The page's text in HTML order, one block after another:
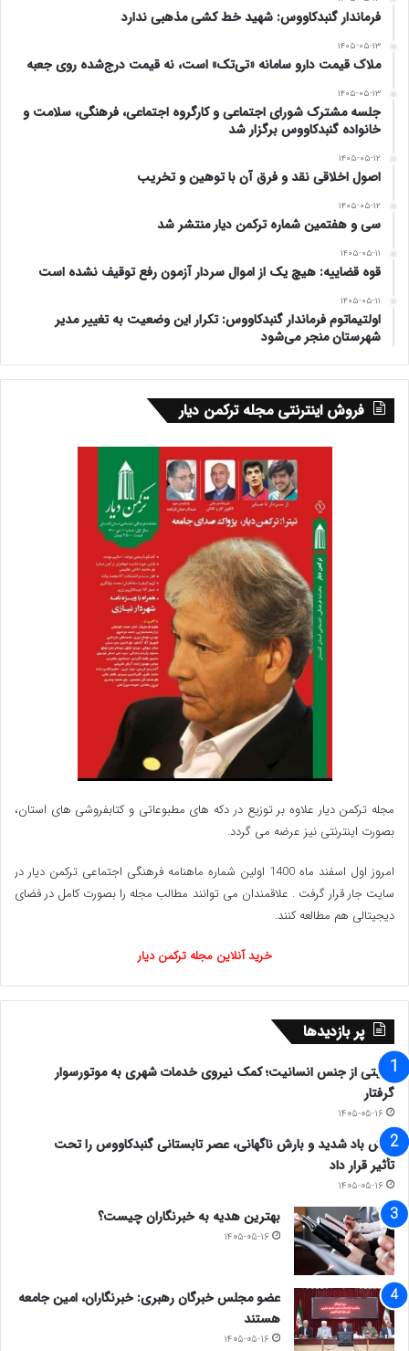
فرماندار گنبدکاووس: شهید خط کشی مذهبی ندارد
۱۴۰۵-۰۵-۱۳
ملاک قیمت دارو سامانه «تی‌تک» است، نه قیمت درج‌شده روی جعبه
۱۴۰۵-۰۵-۱۳
جلسه مشترک شورای اجتماعی و کارگروه اجتماعی، فرهنگی، سلامت و
خانواده گنبدکاووس برگزار شد
۱۴۰۵-۰۵-۱۲
اصول اخلاقی نقد و فرق آن با توهین و تخریب
۱۴۰۵-۰۵-۱۲
سی و هفتمین شماره ترکمن دیار منتشر شد
۱۴۰۵-۰۵-۱۱
قوه قضاییه: هیچ یک از اموال سردار آزمون رفع توقیف نشده است
۱۴۰۵-۰۵-۱۱
اولتیماتوم فرماندار گنبدکاووس: تکرار این وضعیت به تغییر مدیر
شهرستان منجر می‌شود
فروش اینترنتی مجله ترکمن دیار
مجله ترکمن دیار علاوه بر توزیع در دکه های مطبوعاتی و کتابفروشی های استان،
بصورت اینترنتی نیز عرضه می گردد.‌
امروز اول اسفند ماه 1400 اولین شماره ماهنامه فرهنگی اجتماعی ترکمن دیار در
سایت جار قرار گرفت . علاقمندان می توانند مطالب مجله را بصورت کامل در فضای
دیجیتالی هم مطالعه کنند.
خرید آنلاین مجله ترکمن دیار
پر بازدیدها
روایتی از جنس انسانیت؛ کمک نیروی خدمات شهری به موتورسوار
گرفتار
۱۴۰۵-۰۵-۱۶
وزش باد شدید و بارش ناگهانی، عصر تابستانی گنبدکاووس را تحت
تأثیر قرار داد
۱۴۰۵-۰۵-۱۶
بهترین هدیه به خبرنگاران چیست؟
۱۴۰۵-۰۵-۱۶
عضو مجلس خبرگان رهبری: خبرنگاران، امین جامعه
هستند
۱۴۰۵-۰۵-۱۶